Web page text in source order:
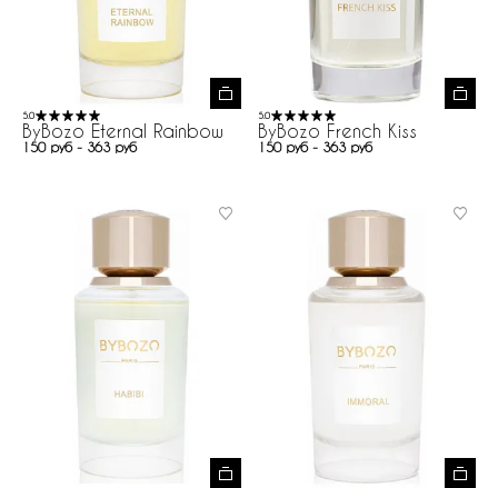
5.0
ByBozo Eternal Rainbow
150 руб - 363 руб
5.0
ByBozo French Kiss
150 руб - 363 руб